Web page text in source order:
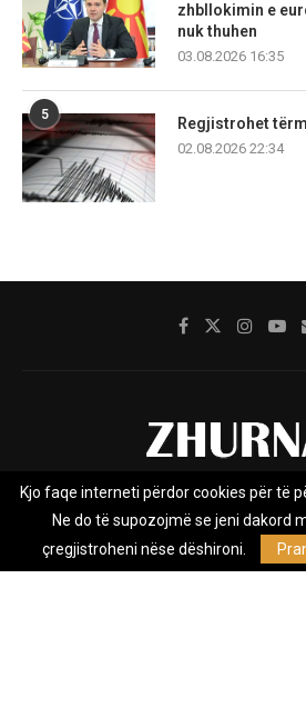
zhbllokimin e
nuk thuhen
03.08.2026 16:35
5
Regjistrohet
02.08.2026 22:34
Rreth nesh Impresumi
Privacy Policy
Zhurnal.mk është Agjenci e Lajmeve e
Kjo faqe interneti përdor cookies për të
Ne do të supozojmë se jeni dakord
çregjistroheni nëse dëshironi.